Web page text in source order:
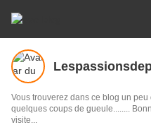
Vous trouverez dans ce blog un
quelques coups de gueule........
visite...